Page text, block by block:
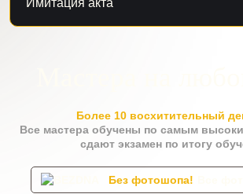
Имитация акта
Более 10 восхитительный
Все мастера обучены по самым
сдают экзамен по итогу
Без фотошопа!